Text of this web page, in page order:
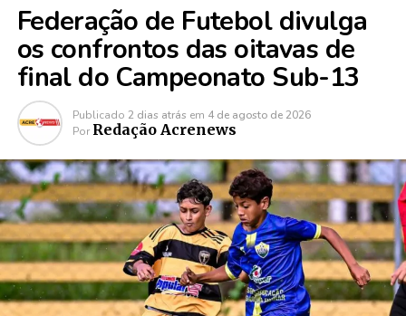
Federação de Futebol divulga
os confrontos das oitavas de
final do Campeonato Sub-13
Publicado 2 dias atrás em 4 de agosto de 2026
Por Redação Acrenews